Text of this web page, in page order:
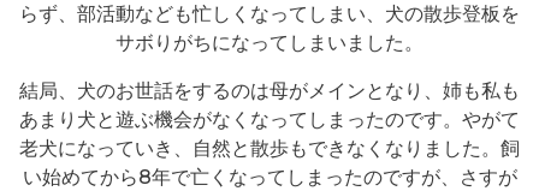
らず、部活動なども忙しくなってしまい、犬の散歩登板を
サボりがちになってしまいました。
結局、犬のお世話をするのは母がメインとなり、姉も私も
あまり犬と遊ぶ機会がなくなってしまったのです。やがて
老犬になっていき、自然と散歩もできなくなりました。飼
い始めてから8年で亡くなってしまったのですが、さすが